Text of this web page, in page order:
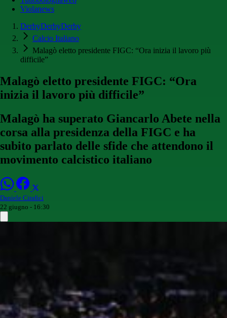
Violanews
DerbyDerbyDerby
Calcio Italiano
Malagò eletto presidente FIGC: “Ora inizia il lavoro più
difficile”
Malagò eletto presidente FIGC: “Ora
inizia il lavoro più difficile”
Malagò ha superato Giancarlo Abete nella
corsa alla presidenza della FIGC e ha
subito parlato delle sfide che attendono il
movimento calcistico italiano
Daniele Cirafici
22 giugno - 16:30